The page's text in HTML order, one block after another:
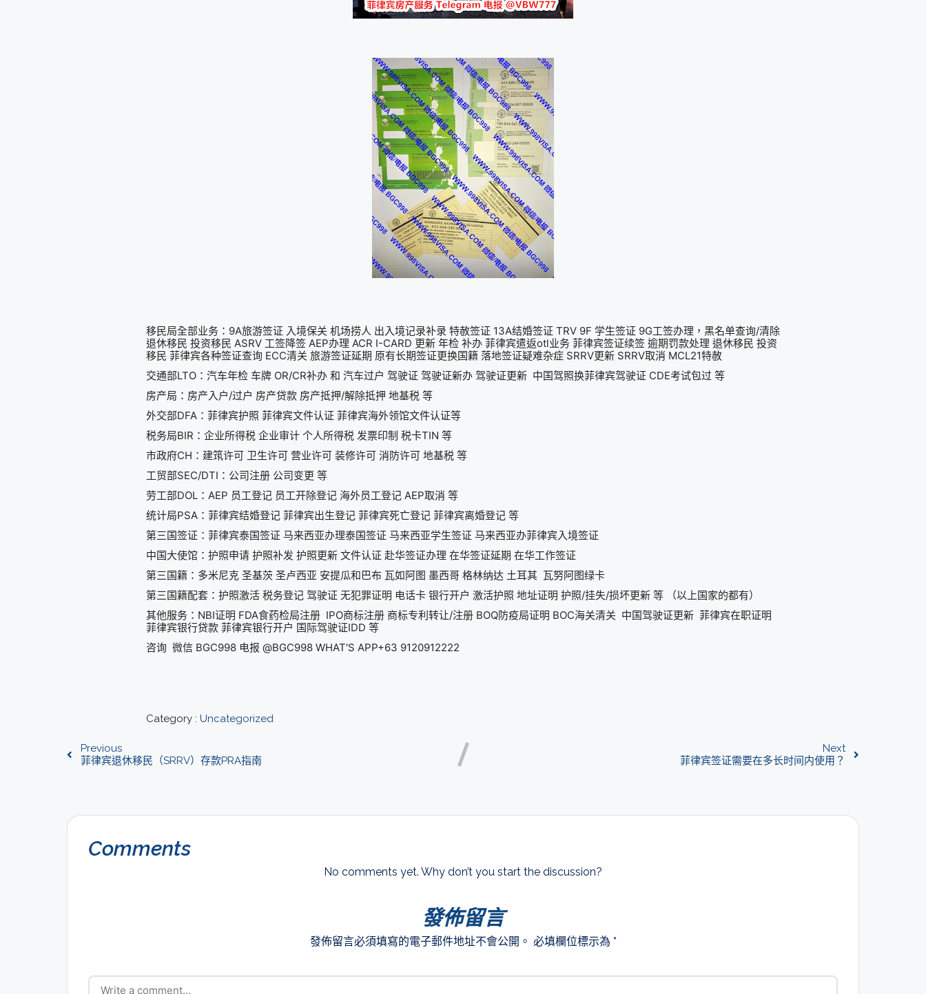
移民局全部业务：9A旅游签证 入境保关 机场捞人 出入境记录补录 特赦签证 13A结婚签证 TRV 9F 学生签证 9G工签办理，黑名单查询/清除
退休移民 投资移民 ASRV 工签降签 AEP办理 ACR I-CARD 更新 年检 补办 菲律宾遣返otl业务 菲律宾签证续签 逾期罚款处理 退休移民 投资
移民 菲律宾各种签证查询 ECC清关 旅游签证延期 原有长期签证更换国籍 落地签证疑难杂症 SRRV更新 SRRV取消 MCL21特赦
交通部LTO：汽车年检 车牌 OR/CR补办 和 汽车过户 驾驶证 驾驶证新办 驾驶证更新 中国驾照换菲律宾驾驶证 CDE考试包过 等
房产局：房产入户/过户 房产贷款 房产抵押/解除抵押 地基税 等
外交部DFA：菲律宾护照 菲律宾文件认证 菲律宾海外领馆文件认证等
税务局BIR：企业所得税 企业审计 个人所得税 发票印制 税卡TIN 等
市政府CH：建筑许可 卫生许可 营业许可 装修许可 消防许可 地基税 等
工贸部SEC/DTI：公司注册 公司变更 等
劳工部DOL：AEP 员工登记 员工开除登记 海外员工登记 AEP取消 等
统计局PSA：菲律宾结婚登记 菲律宾出生登记 菲律宾死亡登记 菲律宾离婚登记 等
第三国签证：菲律宾泰国签证 马来西亚办理泰国签证 马来西亚学生签证 马来西亚办菲律宾入境签证
中国大使馆：护照申请 护照补发 护照更新 文件认证 赴华签证办理 在华签证延期 在华工作签证
第三国籍：多米尼克 圣基茨 圣卢西亚 安提瓜和巴布 瓦如阿图 墨西哥 格林纳达 土耳其 瓦努阿图绿卡
第三国籍配套：护照激活 税务登记 驾驶证 无犯罪证明 电话卡 银行开户 激活护照 地址证明 护照/挂失/损坏更新 等 （以上国家的都有）
其他服务：NBI证明 FDA食药检局注册 IPO商标注册 商标专利转让/注册 BOQ防疫局证明 BOC海关清关 中国驾驶证更新 菲律宾在职证明
菲律宾银行贷款 菲律宾银行开户 国际驾驶证IDD 等
咨询 微信 BGC998 电报 @BGC998 WHAT'S APP+63 9120912222
Category : Uncategorized
Previous
菲律宾退休移民（SRRV）存款PRA指南
Next
菲律宾签证需要在多长时间内使用？
Comments
No comments yet. Why don’t you start the discussion?
發佈留言
發佈留言必須填寫的電子郵件地址不會公開。 必填欄位標示為 *